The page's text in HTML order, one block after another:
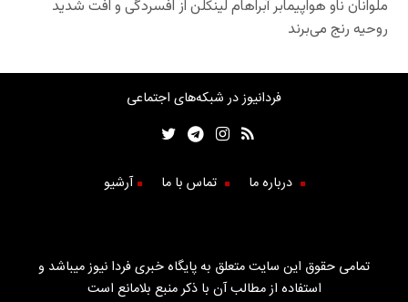
فردانیوز در شبکه‌های اجتماعی
درباره ما تماس با ما آرشیو
تمامی حقوق این سایت متعلق به پایگاه خبری فردا نیوز میباشد و
استفاده از مطالب آن با ذکر منبع بلامانع است